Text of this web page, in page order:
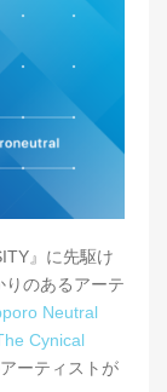
』に先駆け
のあるアーテ
Neutral
Cynical
ーティストが